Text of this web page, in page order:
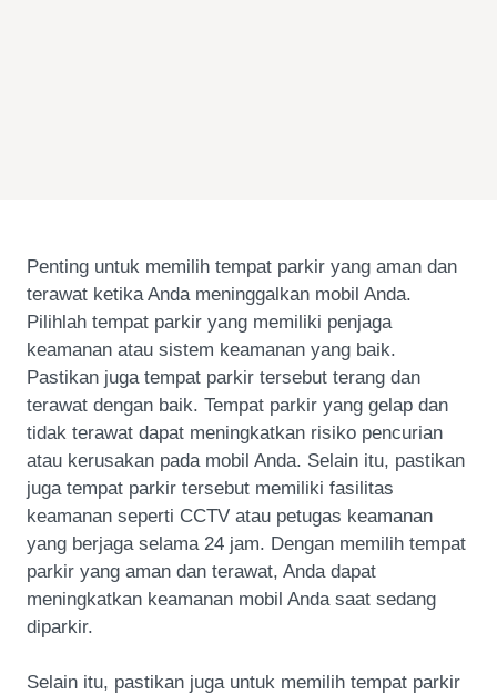
Penting untuk memilih tempat parkir yang aman dan
terawat ketika Anda meninggalkan mobil Anda.
Pilihlah tempat parkir yang memiliki penjaga
keamanan atau sistem keamanan yang baik.
Pastikan juga tempat parkir tersebut terang dan
terawat dengan baik. Tempat parkir yang gelap dan
tidak terawat dapat meningkatkan risiko pencurian
atau kerusakan pada mobil Anda. Selain itu, pastikan
juga tempat parkir tersebut memiliki fasilitas
keamanan seperti CCTV atau petugas keamanan
yang berjaga selama 24 jam. Dengan memilih tempat
parkir yang aman dan terawat, Anda dapat
meningkatkan keamanan mobil Anda saat sedang
diparkir.
Selain itu, pastikan juga untuk memilih tempat parkir